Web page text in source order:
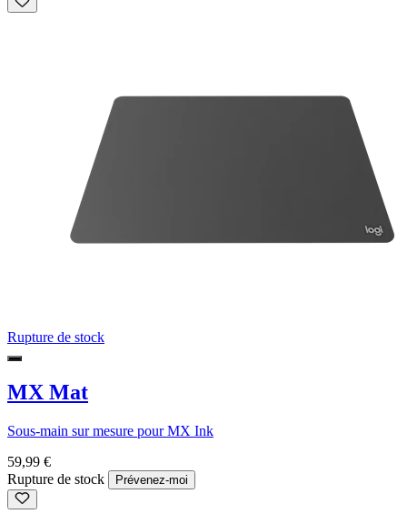
Rupture de stock
MX Mat
Sous-main sur mesure pour MX Ink
59,99 €
Rupture de stock
Prévenez-moi